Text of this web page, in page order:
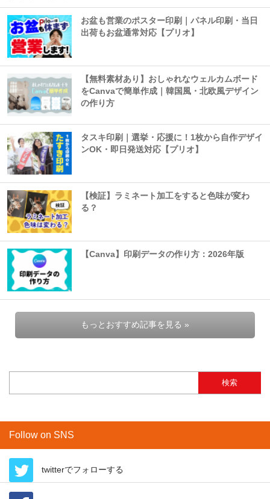
お盆も営業のポスター印刷｜パネル印刷・当日
出荷もお盆通常対応【プリオ】
【無料素材あり】おしゃれなウェルカムボード
をCanvaで簡単作成｜韓国風・北欧風デザイン
の作り方
タスキ印刷｜選挙・応援に！1枚から自作デザイ
ンOK・即日発送対応【プリオ】
【検証】ラミネート加工をすると色味が変わ
る？
【Canva】印刷データの作り方：2026年版
もっとおすすめ記事を見る »
Follow on SNS
twitterでフォローする